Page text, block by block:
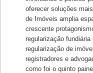
oferecer soluções
de Imóveis amplia
crescente
regularização
regularização de
registradores e
como foi o quinto